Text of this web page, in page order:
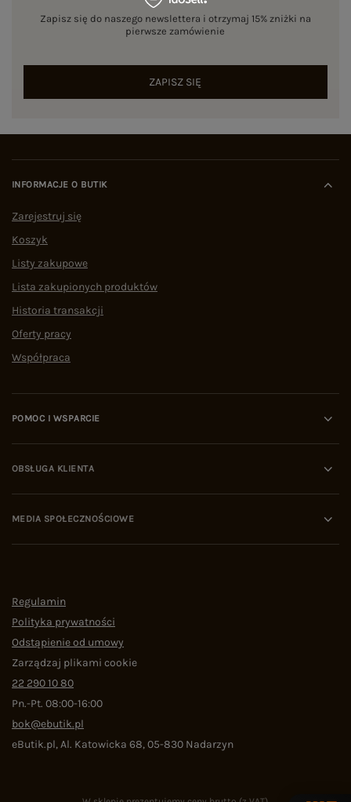
Zapisz się do naszego newslettera i otrzymaj 15% zniżki na
pierwsze zamówienie
ZAPISZ SIĘ
INFORMACJE O BUTIK
Zarejestruj się
Koszyk
Listy zakupowe
Lista zakupionych produktów
Historia transakcji
Oferty pracy
Współpraca
POMOC I WSPARCIE
OBSŁUGA KLIENTA
MEDIA SPOŁECZNOŚCIOWE
Regulamin
Polityka prywatności
Odstąpienie od umowy
Zarządzaj plikami cookie
22 290 10 80
Pn.-Pt. 08:00-16:00
bok@ebutik.pl
eButik.pl,Al. Katowicka 68,05-830 Nadarzyn